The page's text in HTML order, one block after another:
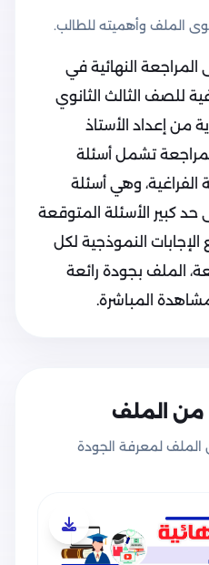
الملف وأهميته للطالب.
النهائية في
للصف الثالث الثانوي
من إعداد الأستاذ
تشمل أسئلة
الفراغية، وهي أسئلة
كبير الأسئلة المتوقعة
النموذجية لكل
الملف بجودة رائعة
الملف
لمعرفة الجودة